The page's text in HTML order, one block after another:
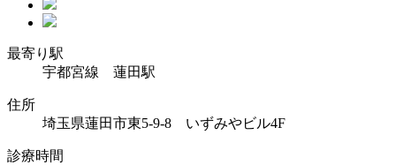
最寄り駅
宇都宮線 蓮田駅
住所
埼玉県蓮田市東5-9-8 いずみやビル4F
診療時間